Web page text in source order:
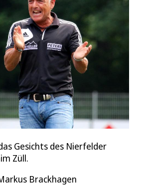
Gesichts des Nierfelder
Züll.
Brackhagen